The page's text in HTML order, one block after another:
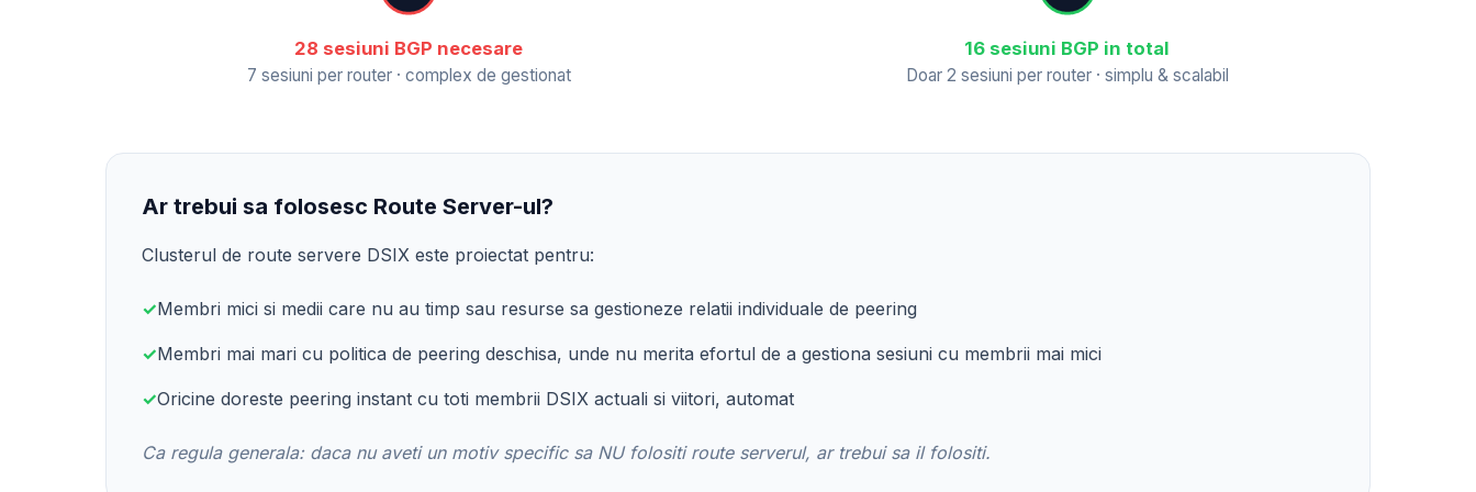
28 sesiuni BGP necesare
7 sesiuni per router · complex de gestionat
16 sesiuni BGP in total
Doar 2 sesiuni per router · simplu & scalabil
Ar trebui sa folosesc Route Server-ul?
Clusterul de route servere DSIX este proiectat pentru:
✓Membri mici si medii care nu au timp sau resurse sa gestioneze relatii individuale de peering
✓Membri mai mari cu politica de peering deschisa, unde nu merita efortul de a gestiona sesiuni cu membrii mai mici
✓Oricine doreste peering instant cu toti membrii DSIX actuali si viitori, automat
Ca regula generala: daca nu aveti un motiv specific sa NU folositi route serverul, ar trebui sa il folositi.